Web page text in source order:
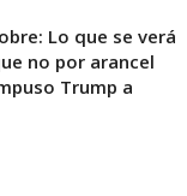
Lo que se verá
no por arancel
Trump a